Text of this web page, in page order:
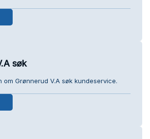
søk
om Grønnerud V.A søk kundeservice.